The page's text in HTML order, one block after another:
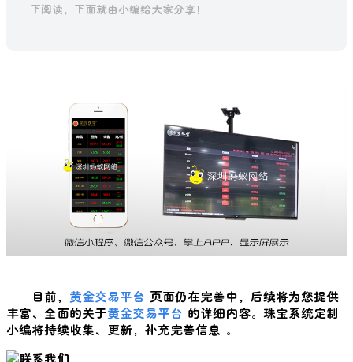
下阅读，下面就由小编给大家分享！
目前， 黄金交易平台 页面仍在完善中，后续将为您提供
丰富、全面的关于黄金交易平台 的详细内容。珠宝系统定制
小编将持续收集、更新，补充完善信息 。